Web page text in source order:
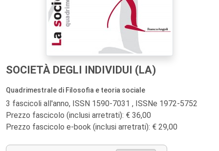
SOCIETÀ DEGLI INDIVIDUI (LA)
Quadrimestrale di Filosofia e teoria sociale
3 fascicoli all'anno, ISSN 1590-7031 , ISSNe 1972-5752
Prezzo fascicolo (inclusi arretrati): € 36,00
Prezzo fascicolo e-book (inclusi arretrati): € 29,00